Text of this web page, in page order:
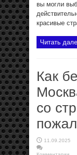
вы могли
красивые
Читать
Как
со
11.09.2025